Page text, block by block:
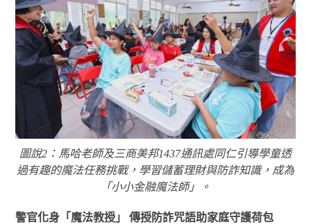
圖說2：馬哈老師及三商美邦1437通訊處同仁引導學童透
過有趣的魔法任務挑戰，學習儲蓄理財與防詐知識，成為
「小小金融魔法師」。
警官化身「魔法教授」 傳授防詐咒語助家庭守護荷包